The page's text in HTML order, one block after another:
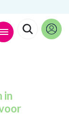
in